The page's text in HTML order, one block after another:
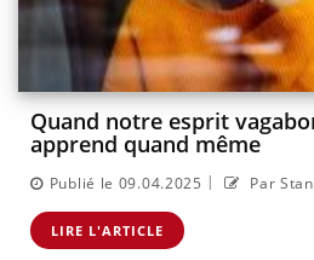
Quand notre esprit
apprend quand même
Publié le 09.04.2025 | Par
LIRE L'ARTICLE